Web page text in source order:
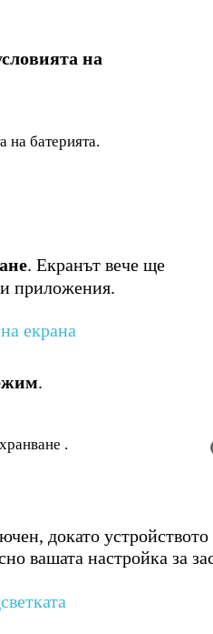
на
на батерията.
. Екранът вече ще
приложения.
екрана
.
.
докато устройството
вашата настройка за